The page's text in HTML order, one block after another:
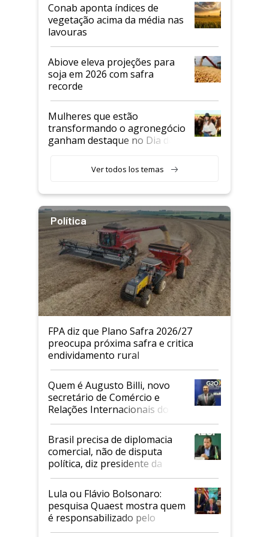
Conab aponta índices de
vegetação acima da média nas
lavouras
Abiove eleva projeções para
soja em 2026 com safra
recorde
Mulheres que estão
transformando o agronegócio
ganham destaque no Dia do
Ver todos los temas
Política
FPA diz que Plano Safra 2026/27
preocupa próxima safra e critica
endividamento rural
Quem é Augusto Billi, novo
secretário de Comércio e
Relações Internacionais do
Mapa
Brasil precisa de diplomacia
comercial, não de disputa
política, diz presidente da
Faesp
Lula ou Flávio Bolsonaro:
pesquisa Quaest mostra quem
é responsabilizado pelo
tarifaço dos EUA